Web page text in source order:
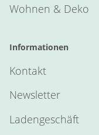
Wohnen & Deko
Informationen
Kontakt
Newsletter
Ladengeschäft